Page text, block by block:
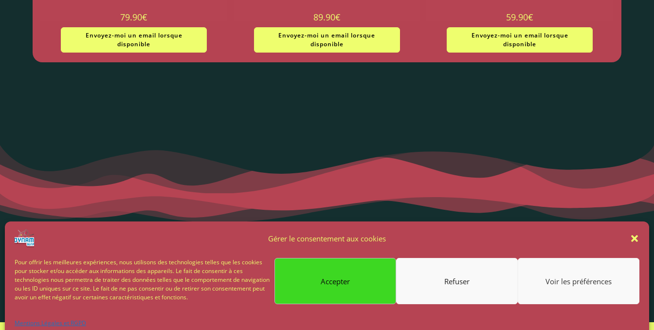
Gérer le consentement aux cookies
Pour offrir les meilleures expériences, nous utilisons des technologies telles que les cookies
pour stocker et/ou accéder aux informations des appareils. Le fait de consentir à ces
technologies nous permettra de traiter des données telles que le comportement de navigation
ou les ID uniques sur ce site. Le fait de ne pas consentir ou de retirer son consentement peut
avoir un effet négatif sur certaines caractéristiques et fonctions.
Accepter Refuser Voir les préférences
Mentions Légales et RGPD
79.90€
Envoyez-moi un email lorsque
disponible
89.90€
Envoyez-moi un email lorsque
disponible
59.90€
Envoyez-moi un email lorsque
disponible
Conditions générales de vente
Paiement sécurisé
85 500 Les Herbiers